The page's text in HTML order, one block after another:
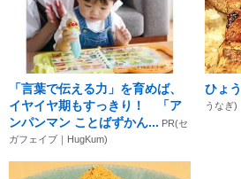
「言葉で伝える力」を育めば、
イヤイヤ期もすっきり！ 「ア
ンパンマン ことばずかん... PR(セ
ガフェイブ｜HugKum)
ひょ
うなぎ)